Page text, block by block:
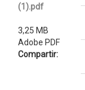
(1).pdf
3,25 MB
Adobe PDF
Compartir: